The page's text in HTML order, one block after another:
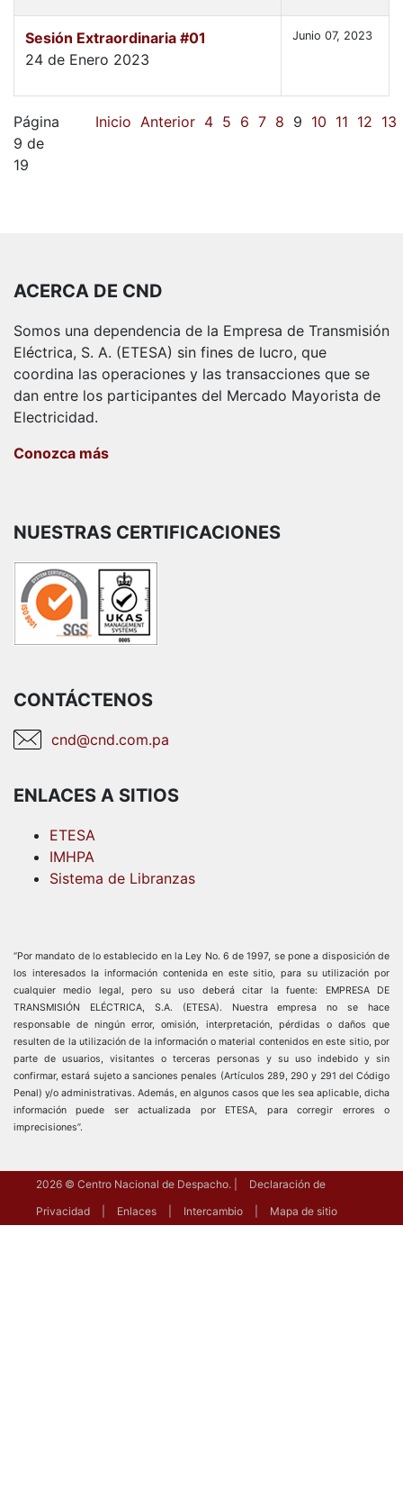
Sesión Extraordinaria #01
24 de Enero 2023
Junio 07, 2023
Página
9 de
19
Inicio Anterior 4 5 6 7 8 9 10 11 12 13
ACERCA DE CND
Somos una dependencia de la Empresa de Transmisión
Eléctrica, S. A. (ETESA) sin fines de lucro, que
coordina las operaciones y las transacciones que se
dan entre los participantes del Mercado Mayorista de
Electricidad.
Conozca más
NUESTRAS CERTIFICACIONES
CONTÁCTENOS
cnd@cnd.com.pa
ENLACES A SITIOS
ETESA
IMHPA
Sistema de Libranzas
“Por mandato de lo establecido en la Ley No. 6 de 1997, se pone a disposición de
los interesados la información contenida en este sitio, para su utilización por
cualquier medio legal, pero su uso deberá citar la fuente: EMPRESA DE
TRANSMISIÓN ELÉCTRICA, S.A. (ETESA). Nuestra empresa no se hace
responsable de ningún error, omisión, interpretación, pérdidas o daños que
resulten de la utilización de la información o material contenidos en este sitio, por
parte de usuarios, visitantes o terceras personas y su uso indebido y sin
confirmar, estará sujeto a sanciones penales (Artículos 289, 290 y 291 del Código
Penal) y/o administrativas. Además, en algunos casos que les sea aplicable, dicha
información puede ser actualizada por ETESA, para corregir errores o
imprecisiones”.
2026 © Centro Nacional de Despacho.
Declaración de
Privacidad
Enlaces Intercambio Mapa de sitio